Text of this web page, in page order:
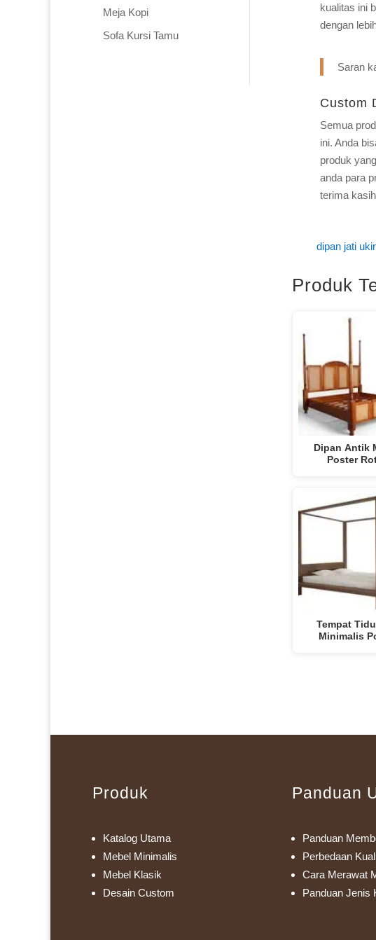
Meja Kopi
Sofa Kursi Tamu
kualitas ini
dengan
Saran
Custom
Semua
ini. Anda
produk
anda para
terima
dipan jati
Produk
Dipan Antik
Poster
Tempat
Minimalis
Produk
Katalog Utama
Mebel Minimalis
Mebel Klasik
Desain Custom
Panduan
Panduan
Perbedaan
Cara Merawat
Panduan Jenis